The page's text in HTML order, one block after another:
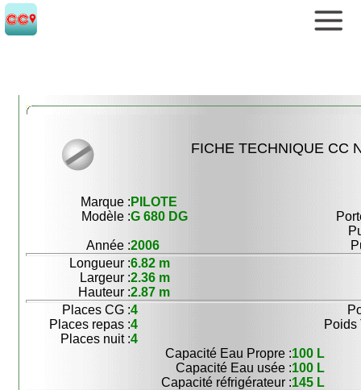
FICHE TECHNIQUE CC
Marque : PILOTE
Modèle :G 680 DG
Année :2006
Longueur :6.82 m
Largeur :2.36 m
Hauteur :2.87 m
Places CG :4
Places repas :4
Poids
Places nuit :4
Capacité Eau Propre :100 L
Capacité Eau usée :100 L
Capacité réfrigérateur :145 L